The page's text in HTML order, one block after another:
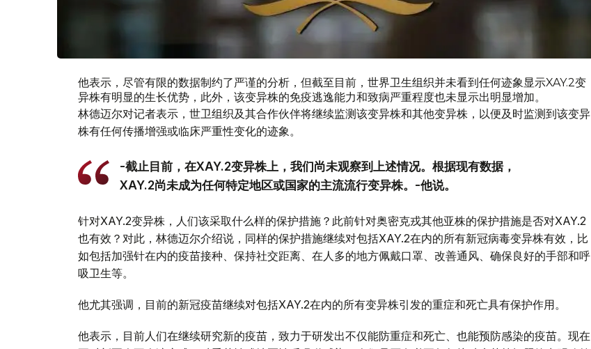
他表示，尽管有限的数据制约了严谨的分析，但截至目前，世界卫生组织并未看到任何迹象显示XAY.2变
异株有明显的生长优势，此外，该变异株的免疫逃逸能力和致病严重程度也未显示出明显增加。
林德迈尔对记者表示，世卫组织及其合作伙伴将继续监测该变异株和其他变异株，以便及时监测到该变异
株有任何传播增强或临床严重性变化的迹象。
-截止目前，在XAY.2变异株上，我们尚未观察到上述情况。根据现有数据，
XAY.2尚未成为任何特定地区或国家的主流流行变异株。-他说。
针对XAY.2变异株，人们该采取什么样的保护措施？此前针对奥密克戎其他亚株的保护措施是否对XAY.2
也有效？对此，林德迈尔介绍说，同样的保护措施继续对包括XAY.2在内的所有新冠病毒变异株有效，比
如包括加强针在内的疫苗接种、保持社交距离、在人多的地方佩戴口罩、改善通风、确保良好的手部和呼
吸卫生等。
他尤其强调，目前的新冠疫苗继续对包括XAY.2在内的所有变异株引发的重症和死亡具有保护作用。
他表示，目前人们在继续研究新的疫苗，致力于研发出不仅能防重症和死亡、也能预防感染的疫苗。现在